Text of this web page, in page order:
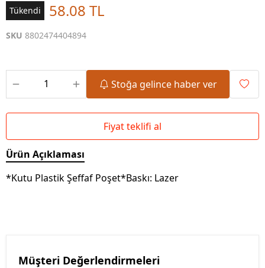
Tükendi 58.08 TL
SKU 8802474404894
Stoğa gelince haber ver
Fiyat teklifi al
Ürün Açıklaması
*Kutu Plastik Şeffaf Poşet*Baskı: Lazer
Müşteri Değerlendirmeleri